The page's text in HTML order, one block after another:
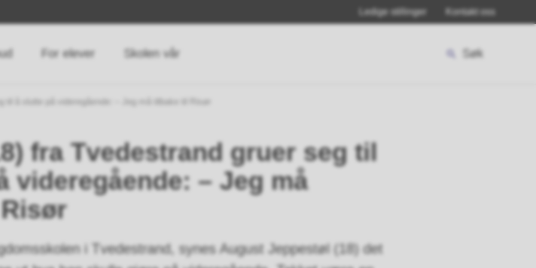
Ledige stillinger Kontakt oss
For elever Skolen vår Søk
til å slutte på videregående: – Jeg må tilbake til Risør
fra Tvedestrand gruer seg til
videregående: – Jeg må
i Tvedestrand, synes August Jeppestøl (18) det